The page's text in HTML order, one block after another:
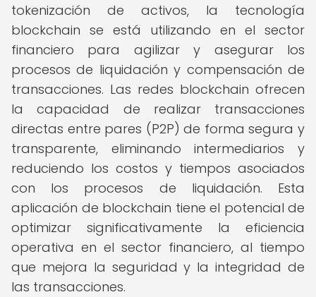
tokenización de activos, la tecnología
blockchain se está utilizando en el sector
financiero para agilizar y asegurar los
procesos de liquidación y compensación de
transacciones. Las redes blockchain ofrecen
la capacidad de realizar transacciones
directas entre pares (P2P) de forma segura y
transparente, eliminando intermediarios y
reduciendo los costos y tiempos asociados
con los procesos de liquidación. Esta
aplicación de blockchain tiene el potencial de
optimizar significativamente la eficiencia
operativa en el sector financiero, al tiempo
que mejora la seguridad y la integridad de
las transacciones.